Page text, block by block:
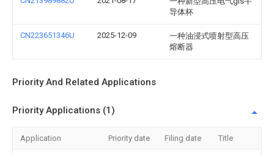
导体杯
CN223651346U 2025-12-09
一种油浸式喷射型高压
熔断器
Priority And Related Applications
Priority Applications (1)
Application Priority date Filing date Title